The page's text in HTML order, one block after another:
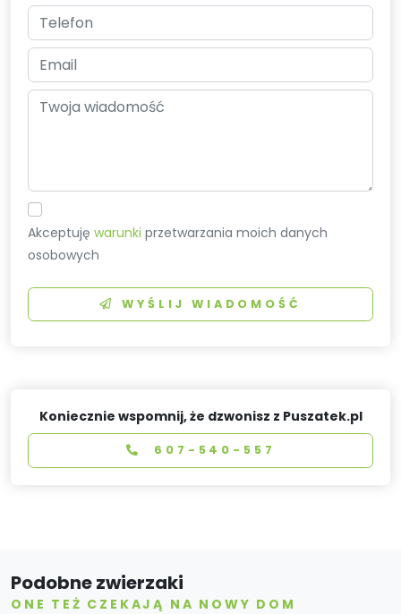
Akceptujęwarunki przetwarzania moich danych
osobowych
WYŚLIJ WIADOMOŚĆ
Koniecznie wspomnij, że dzwonisz z Puszatek.pl
607-540-557
Podobne zwierzaki
ONE TEŻ CZEKAJĄ NA NOWY DOM